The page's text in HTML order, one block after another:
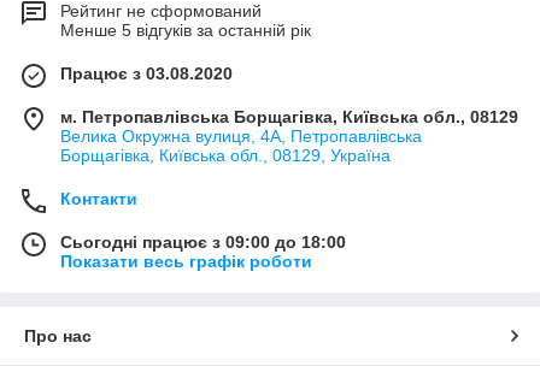
Рейтинг не сформований
Менше 5 відгуків за останній рік
Працює з 03.08.2020
м. Петропавлівська Борщагівка, Київська обл., 08129
Велика Окружна вулиця, 4А, Петропавлівська
Борщагівка, Київська обл., 08129, Україна
Контакти
Сьогодні працює з 09:00 до 18:00
Показати весь графік роботи
Про нас